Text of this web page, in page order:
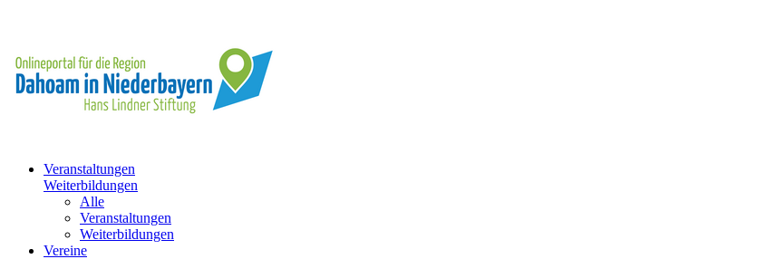
Veranstaltungen
Weiterbildungen
Alle
Veranstaltungen
Weiterbildungen
Vereine